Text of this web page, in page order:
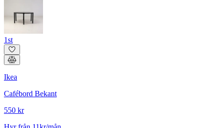
1st
Ikea
Cafébord Bekant
550 kr